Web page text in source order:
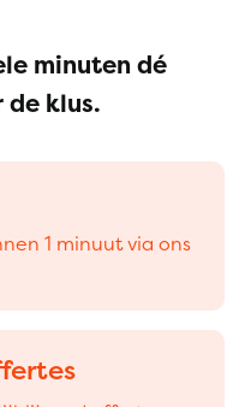
minuten dé
de klus.
1 minuut via ons